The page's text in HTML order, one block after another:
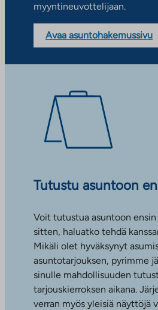
myyntineuvottelijaan.
Avaa asuntohakemussivu
Tutustu asuntoon
Voit tutustua asuntoon ensin
sitten, haluatko tehdä
Mikäli olet hyväksynyt
asuntotarjouksen, pyrimme
sinulle mahdollisuuden
tarjouskierroksen aikana.
verran myös yleisiä näyttöjä